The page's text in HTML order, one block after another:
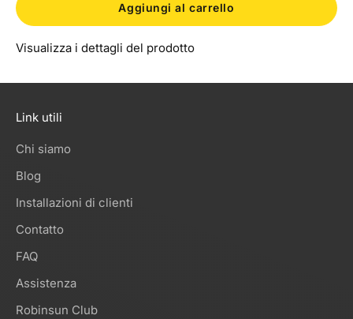
Aggiungi al carrello
Visualizza i dettagli del prodotto
Link utili
Chi siamo
Blog
Installazioni di clienti
Contatto
FAQ
Assistenza
Robinsun Club